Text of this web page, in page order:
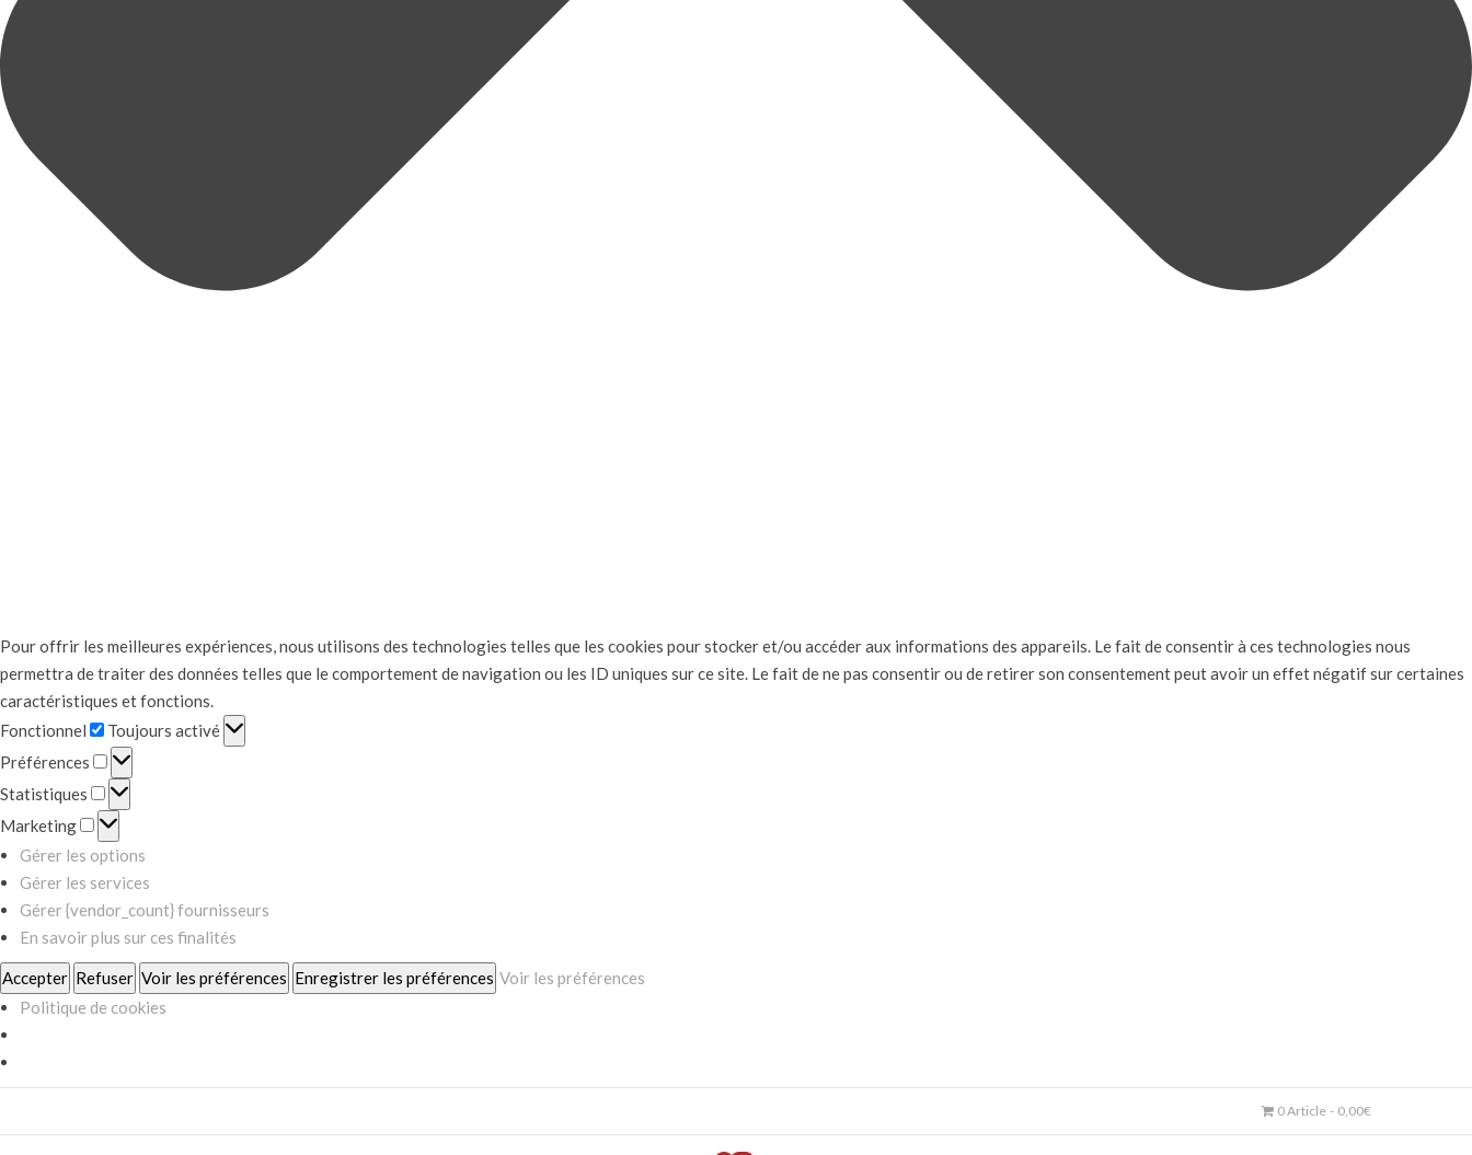
Pour offrir les meilleures expériences, nous utilisons des technologies telles que les cookies pour stocker et/ou accéder aux informations des appareils. Le fait de consentir à ces technologies nous
permettra de traiter des données telles que le comportement de navigation ou les ID uniques sur ce site. Le fait de ne pas consentir ou de retirer son consentement peut avoir un effet négatif sur certaines
caractéristiques et fonctions.
Fonctionnel
Fonctionnel
Toujours activé
Préférences
Préférences
Statistiques
Statistiques
Marketing
Marketing
Gérer les options
Gérer les services
Gérer {vendor_count} fournisseurs
En savoir plus sur ces finalités
Accepter Refuser Voir les préférences Enregistrer les préférences Voir les préférences
Politique de cookies
0 Article 0,00€